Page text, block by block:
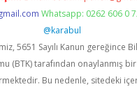
Whatsapp: 0262 606 0
@karabul
5651 Sayılı Kanun gereğince
(BTK) tarafından onaylanmış bir
Bu nedenle, sitedeki